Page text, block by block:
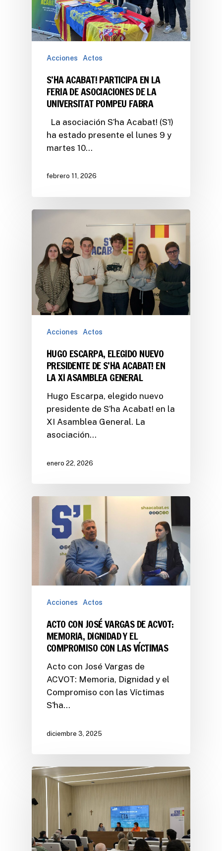
Acciones Actos
S’HA ACABAT! PARTICIPA EN LA
FERIA DE ASOCIACIONES DE LA
UNIVERSITAT POMPEU FABRA
La asociación S’ha Acabat! (S’!)
ha estado presente el lunes 9 y
martes 10…
febrero 11, 2026
Acciones Actos
HUGO ESCARPA, ELEGIDO NUEVO
PRESIDENTE DE S’HA ACABAT! EN
LA XI ASAMBLEA GENERAL
Hugo Escarpa, elegido nuevo
presidente de S’ha Acabat! en la
XI Asamblea General. La
asociación…
enero 22, 2026
Acciones Actos
ACTO CON JOSÉ VARGAS DE ACVOT:
MEMORIA, DIGNIDAD Y EL
COMPROMISO CON LAS VÍCTIMAS
Acto con José Vargas de
ACVOT: Memoria, Dignidad y el
Compromiso con las Víctimas
S'ha…
diciembre 3, 2025